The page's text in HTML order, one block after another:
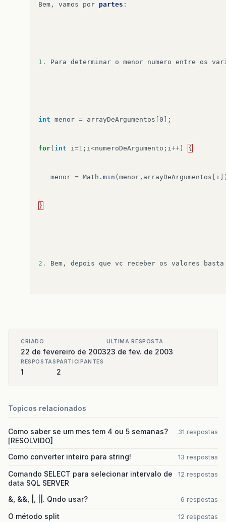
Bem , vamos por partes :
1. Para determinar o menor numero entre os
int menor = arrayDeArgumentos 0 ;
for( int i=1 ; i<numeroDeArgumento ; i++ ) {
menor = Math . min ( menor , arrayDeArgumentos i
}
2. Bem , depois que vc receber os valores basta
vetor.add (ObjetoAgenda );
3. Para passar
CRIADO
22 de fevereiro de 2003
ULTIMA RESPOSTA
23 de fev. de 2003
RESPOSTAS
1
PARTICIPANTES
2
Topicos relacionados
Como saber se um mes tem 4 ou 5 semanas?
[RESOLVIDO]
31 respostas
Como converter inteiro para string! 13 respostas
Comando SELECT para selecionar intervalo de
data SQL SERVER
12 respostas
&, &&, |, ||. Qndo usar? 6 respostas
O método split 12 respostas